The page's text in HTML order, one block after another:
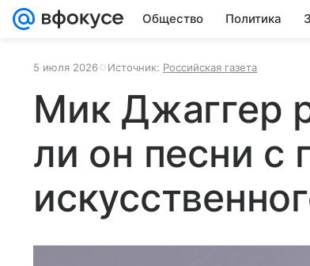
Общество Политика
5 июля 2026 Источник: Российская газета
Мик Джаггер
ли он песни